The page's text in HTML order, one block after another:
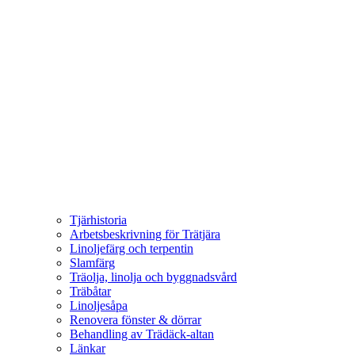
Tjärhistoria
Arbetsbeskrivning för Trätjära
Linoljefärg och terpentin
Slamfärg
Träolja, linolja och byggnadsvård
Träbåtar
Linoljesåpa
Renovera fönster & dörrar
Behandling av Trädäck-altan
Länkar